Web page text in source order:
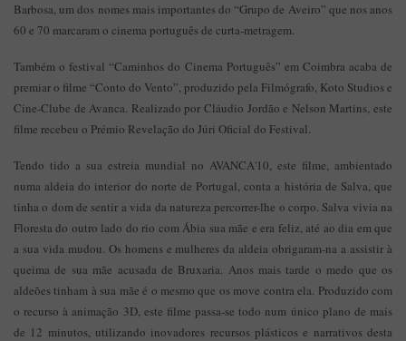
Barbosa, um dos nomes mais importantes do “Grupo de Aveiro” que nos anos
60 e 70 marcaram o cinema português de curta-metragem.
Também o festival “Caminhos do Cinema Português” em Coimbra acaba de
premiar o filme “Conto do Vento”, produzido pela Filmógrafo, Koto Studios e
Cine-Clube de Avanca. Realizado por Cláudio Jordão e Nelson Martins, este
filme recebeu o Prémio Revelação do Júri Oficial do Festival.
Tendo tido a sua estreia mundial no AVANCA'10, este filme, ambientado
numa aldeia do interior do norte de Portugal, conta a história de Salva, que
tinha o dom de sentir a vida da natureza percorrer-lhe o corpo. Salva vivia na
Floresta do outro lado do rio com Ábia sua mãe e era feliz, até ao dia em que
a sua vida mudou. Os homens e mulheres da aldeia obrigaram-na a assistir à
queima de sua mãe acusada de Bruxaria. Anos mais tarde o medo que os
aldeões tinham à sua mãe é o mesmo que os move contra ela. Produzido com
o recurso à animação 3D, este filme passa-se todo num único plano de mais
de 12 minutos, utilizando inovadores recursos plásticos e narrativos desta